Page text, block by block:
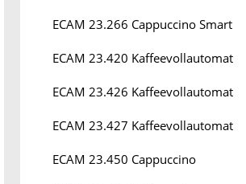
ECAM 23.266 Cappuccino Smart
ECAM 23.420 Kaffeevollautomat
ECAM 23.426 Kaffeevollautomat
ECAM 23.427 Kaffeevollautomat
ECAM 23.450 Cappuccino